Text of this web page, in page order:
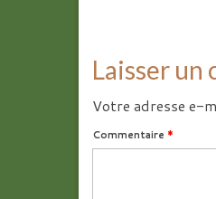
Laisser un
Votre adresse e-
Commentaire *